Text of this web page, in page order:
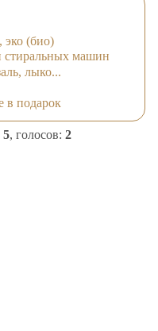
эко (био)
стиральных машин
лыко...
в подарок
5, голосов: 2